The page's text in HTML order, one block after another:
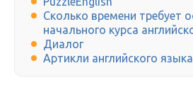
Сколько времени требует
начального курса
Диалог
Артикли английского языка